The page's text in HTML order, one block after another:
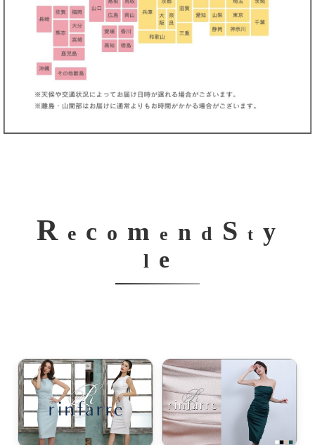
R e c o m e n d S t y
l e